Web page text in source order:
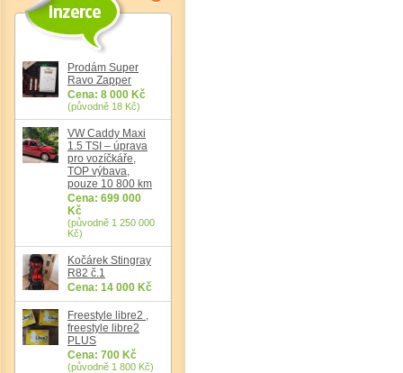
Prodám Super
Ravo Zapper
Cena: 8 000 Kč
(původně 18 Kč)
VW Caddy Maxi
1.5 TSI – úprava
pro vozíčkáře,
TOP výbava,
pouze 10 800 km
Cena: 699 000
Kč
(původně 1 250 000
Kč)
Kočárek Stingray
R82 č.1
Cena: 14 000 Kč
Freestyle libre2 ,
freestyle libre2
PLUS
Cena: 700 Kč
(původně 1 800 Kč)